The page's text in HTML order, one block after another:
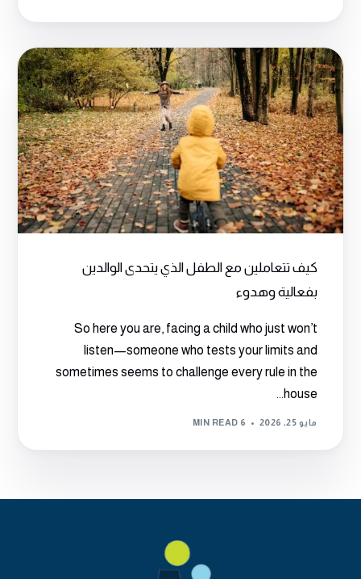
كيف تتعاملين مع الطفل الذي يتحدى الوالدين
بفعالية وهدوء
So here you are, facing a child who just won’t
listen—someone who tests your limits and
sometimes seems to challenge every rule in the
house...
مايو 25, 2026 6 MIN READ